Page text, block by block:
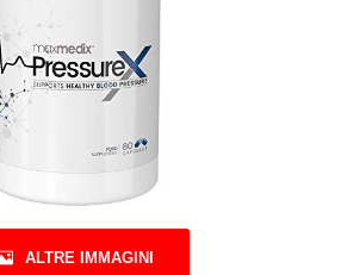
ALTRE IMMAGINI